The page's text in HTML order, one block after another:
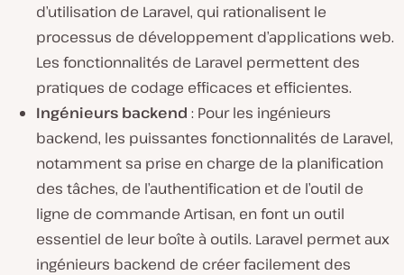
d’utilisation de Laravel, qui rationalisent le
processus de développement d’applications web.
Les fonctionnalités de Laravel permettent des
pratiques de codage efficaces et efficientes.
Ingénieurs backend : Pour les ingénieurs
backend, les puissantes fonctionnalités de Laravel,
notamment sa prise en charge de la planification
des tâches, de l’authentification et de l’outil de
ligne de commande Artisan, en font un outil
essentiel de leur boîte à outils. Laravel permet aux
ingénieurs backend de créer facilement des